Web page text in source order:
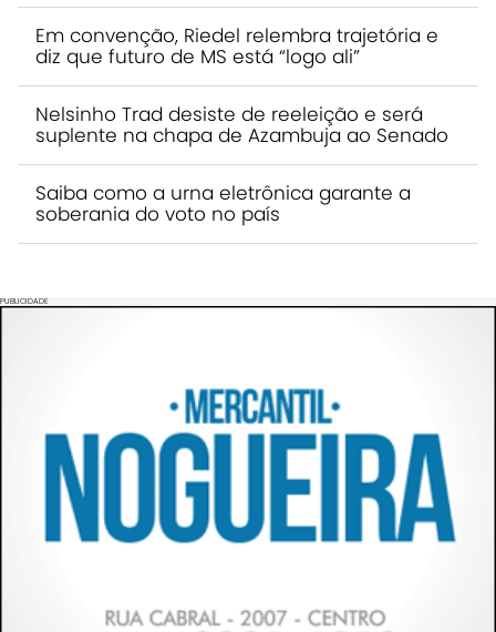
Em convenção, Riedel relembra trajetória e
diz que futuro de MS está “logo ali”
Nelsinho Trad desiste de reeleição e será
suplente na chapa de Azambuja ao Senado
Saiba como a urna eletrônica garante a
soberania do voto no país
PUBLICIDADE